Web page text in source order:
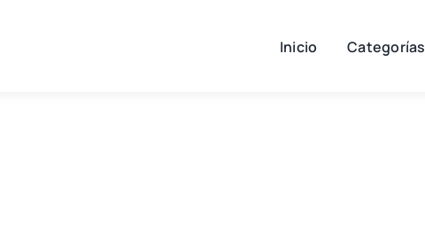
Inicio Categorías